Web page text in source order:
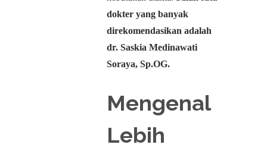
dokter yang banyak
direkomendasikan adalah
dr. Saskia Medinawati
Soraya, Sp.OG.
Mengenal
Lebih